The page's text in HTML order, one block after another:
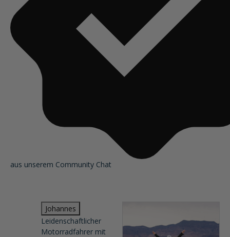
aus unserem Community Chat
Johannes
Leidenschaftlicher
Motorradfahrer mit